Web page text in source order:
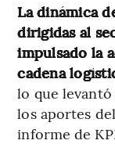
La dinámica
dirigidas al
impulsado la
cadena
lo que
los aportes
informe de